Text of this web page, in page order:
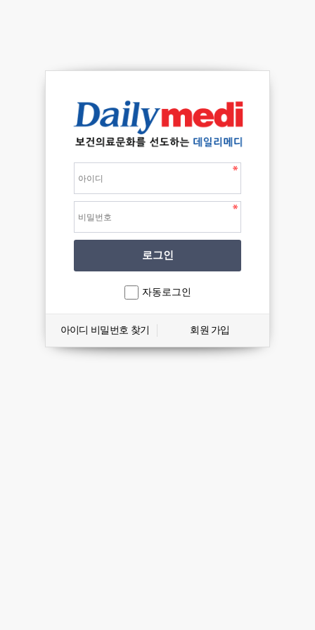
자동로그인
아이디 비밀번호 찾기 회원 가입